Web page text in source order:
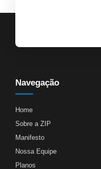
Navegação
Home
Sobre a ZIP
Manifesto
Nossa Equipe
Planos